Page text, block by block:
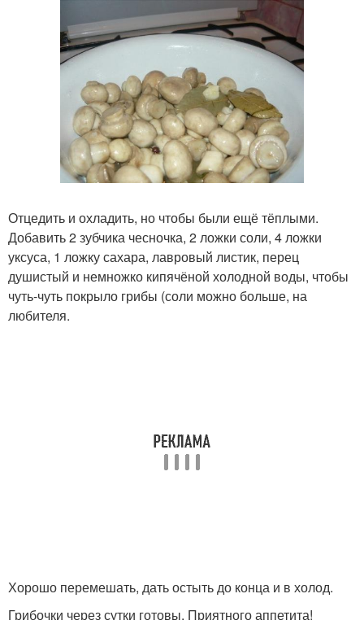
Отцедить и охладить, но чтобы были ещё тёплыми.
Добавить 2 зубчика чесночка, 2 ложки соли, 4 ложки
уксуса, 1 ложку сахара, лавровый листик, перец
душистый и немножко кипячёной холодной воды, чтобы
чуть-чуть покрыло грибы (соли можно больше, на
любителя.
Хорошо перемешать, дать остыть до конца и в холод.
Грибочки через сутки готовы. Приятного аппетита!